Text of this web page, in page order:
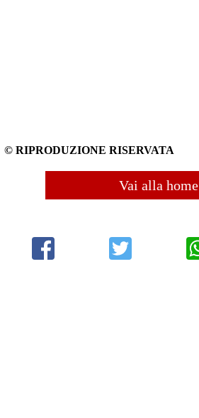
© RIPRODUZIONE RISERVATA
Vai alla home